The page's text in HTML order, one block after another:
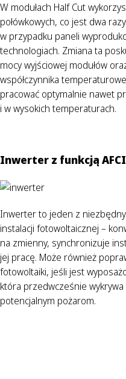
W modułach Half Cut
połówkowych, co jest dwa
w przypadku paneli
technologiach. Zmiana ta
mocy wyjściowej modułów
współczynnika
pracować optymalnie nawet
i w wysokich temperaturach.
Inwerter z funkcją AFCI
Inwerter to jeden z
instalacji fotowoltaicznej –
na zmienny, synchronizuje
jej pracę. Może również
fotowoltaiki, jeśli jest
która przedwcześnie
potencjalnym pożarom.